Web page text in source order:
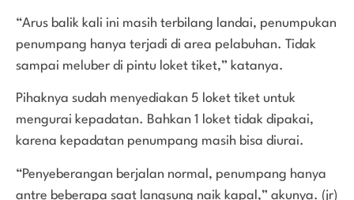
“Arus balik kali ini masih terbilang landai, penumpukan
penumpang hanya terjadi di area pelabuhan. Tidak
sampai meluber di pintu loket tiket,” katanya.
Pihaknya sudah menyediakan 5 loket tiket untuk
mengurai kepadatan. Bahkan 1 loket tidak dipakai,
karena kepadatan penumpang masih bisa diurai.
“Penyeberangan berjalan normal, penumpang hanya
antre beberapa saat langsung naik kapal,” akunya. (jr)